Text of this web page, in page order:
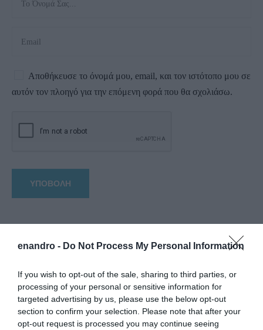
enandro - Do Not Process My Personal Information
If you wish to opt-out of the sale, sharing to third parties, or
processing of your personal or sensitive information for
targeted advertising by us, please use the below opt-out
section to confirm your selection. Please note that after your
opt-out request is processed you may continue seeing
Αποθήκευσε το όνομά μου, email, και τον ιστότοπο μου σε
αυτόν τον πλοηγό για την επόμενη φορά που θα σχολιάσω.